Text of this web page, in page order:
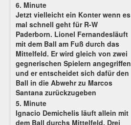
6. Minute
Jetzt vielleicht ein Konter wenn es
mal schnell geht für R-W
Paderborn. Lionel Fernandesläuft
mit dem Ball am Fuß durch das
Mittelfeld. Er wird gleich von zwei
gegnerischen Spielern angegriffen
und er entscheidet sich dafür den
Ball in die Abwehr zu Marcos
Santana zurückzugeben
5. Minute
Ignacio Demichelis läuft allein mit
dem Ball durchs Mittelfeld. Drei